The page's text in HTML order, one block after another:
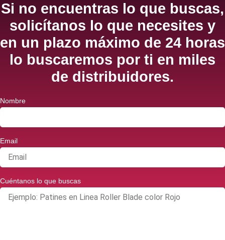
Si no encuentras lo que buscas,
solicítanos lo que necesites y
en un plazo máximo de 24 horas
lo buscaremos por ti en miles
de distribuidores.
Nombre
Email
Cuéntanos lo que buscas